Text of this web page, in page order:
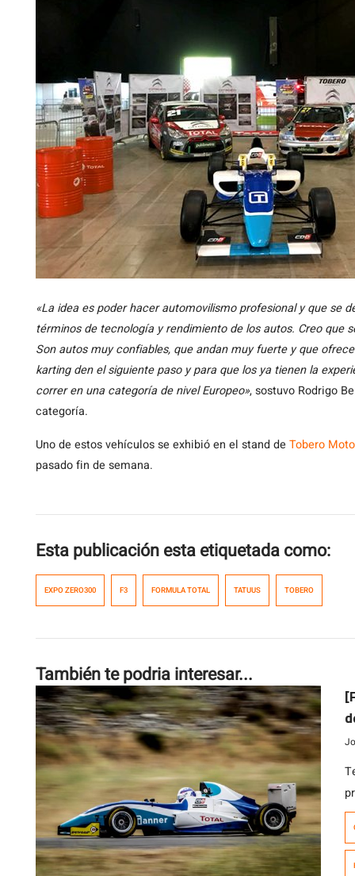
«La idea es poder hacer automovilismo profesional y que se
términos de tecnología y rendimiento de los autos. Creo que
Son autos muy confiables, que andan muy fuerte y que
karting den el siguiente paso y para que los ya tienen la
correr en una categoría de nivel Europeo», sostuvo Rodrigo
categoría.
Uno de estos vehículos se exhibió en el stand de Tobero
pasado fin de semana.
Esta publicación esta etiquetada como:
EXPO ZERO300 F3 FORMULA TOTAL TATUUS TOBERO
También te podria interesar...